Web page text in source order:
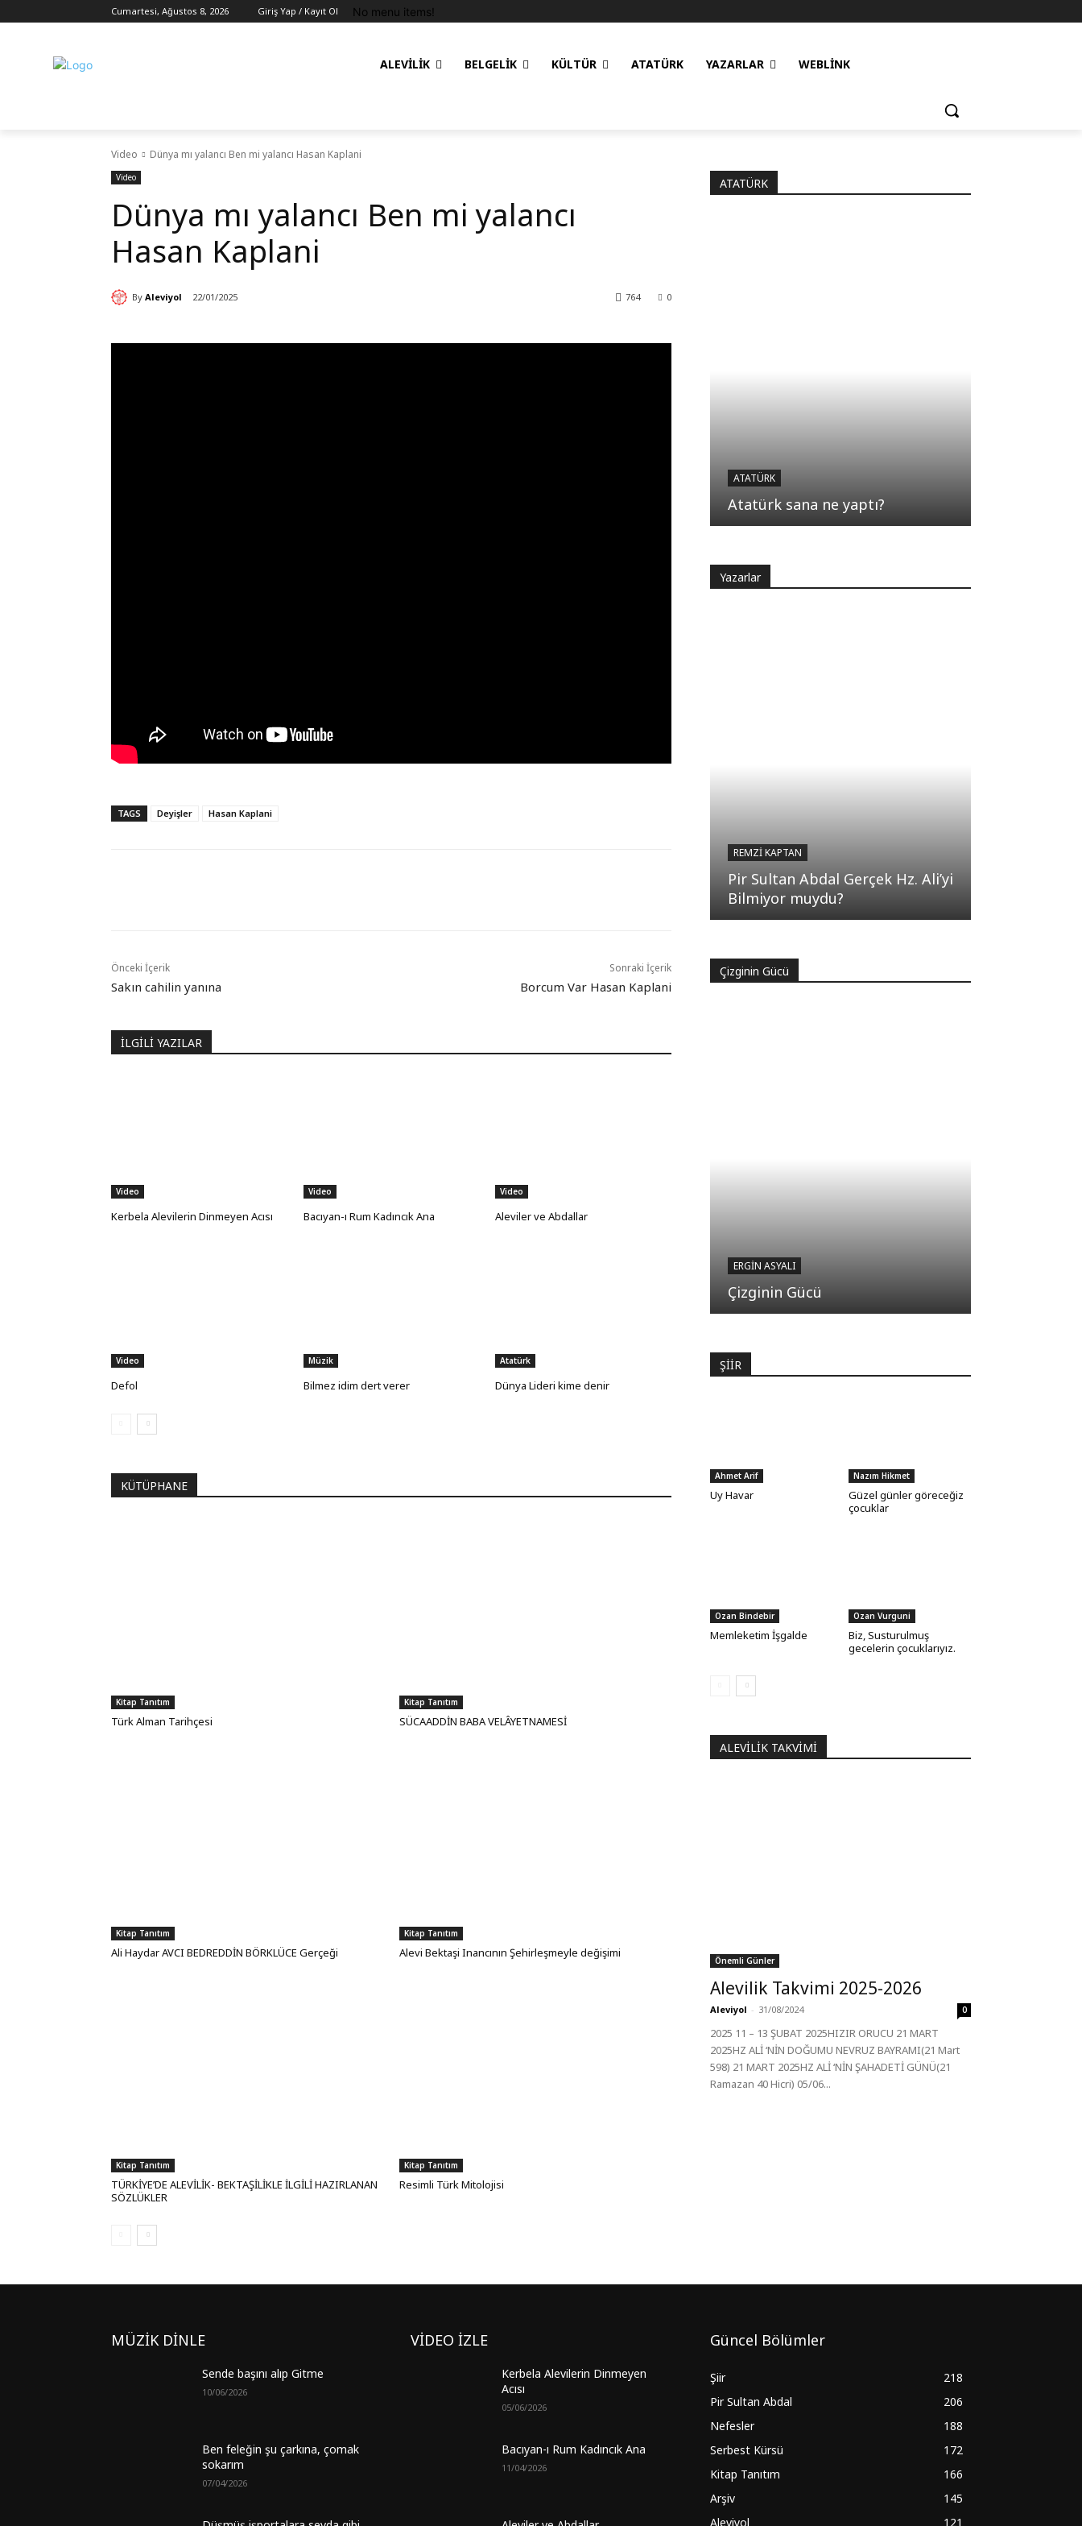
Cumartesi, Ağustos 8, 2026 Giriş Yap / Kayıt Ol No menu items!
ALEVILIK BELGELIK KÜLTÜR ATATÜRK YAZARLAR WEBLINK
Video Dünya mı yalancı Ben mi yalancı Hasan Kaplani
Video
Dünya mı yalancı Ben mi yalancı
Hasan Kaplani
By Aleviyol 22/01/2025 0
764
TAGS Deyişler Hasan Kaplani
Önceki İçerik
Sakın cahilin yanına
Sonraki İçerik
Borcum Var Hasan Kaplani
İLGİLİ YAZILAR
Video
Kerbela Alevilerin Dinmeyen Acısı
Video
Bacıyan-ı Rum Kadıncık Ana
Video
Aleviler ve Abdallar
Video
Defol
Müzik
Bilmez idim dert verer
Atatürk
Dünya Lideri kime denir
KÜTÜPHANE
Kitap Tanıtım
Türk Alman Tarihçesi
Kitap Tanıtım
SÜCAADDİN BABA VELÂYETNAMESİ
Kitap Tanıtım
Ali Haydar AVCI BEDREDDİN BÖRKLÜCE Gerçeği
Kitap Tanıtım
Alevi Bektaşi Inancının Şehirleşmeyle değişimi
Kitap Tanıtım
TÜRKİYE’DE ALEVİLİK- BEKTAŞİLİKLE İLGİLİ HAZIRLANAN
SÖZLÜKLER
Kitap Tanıtım
Resimli Türk Mitolojisi
ATATÜRK
ATATÜRK
Atatürk sana ne yaptı?
Yazarlar
REMZI KAPTAN
Pir Sultan Abdal Gerçek Hz. Ali’yi
Bilmiyor muydu?
Çizginin Gücü
ERGIN ASYALI
Çizginin Gücü
ŞİİR
Ahmet Arif
Uy Havar
Nazım Hikmet
Güzel günler göreceğiz
çocuklar
Ozan Bindebir
Memleketim İşgalde
Ozan Vurguni
Biz, Susturulmuş
gecelerin çocuklarıyız.
ALEVILIK TAKVIMI
Önemli Günler
Alevilik Takvimi 2025-2026
Aleviyol - 31/08/2024 0
2025 11 – 13 ŞUBAT 2025HIZIR ORUCU 21 MART
2025HZ ALİ ‘NİN DOĞUMU NEVRUZ BAYRAMI(21 Mart
598) 21 MART 2025HZ ALİ ‘NİN ŞAHADETİ GÜNÜ(21
Ramazan 40 Hicri) 05/06...
MÜZİK DİNLE
Sende başını alıp Gitme
10/06/2026
Ben feleğin şu çarkına, çomak
sokarım
07/04/2026
VİDEO İZLE
Kerbela Alevilerin Dinmeyen
Acısı
05/06/2026
Bacıyan-ı Rum Kadıncık Ana
11/04/2026
Güncel Bölümler
Şiir
218
Pir Sultan Abdal
206
Nefesler
188
Serbest Kürsü
172
Kitap Tanıtım
166
Arşiv
145
Aleviyol
121